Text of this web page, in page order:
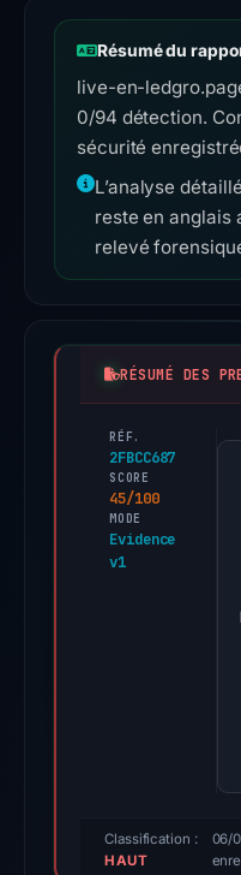
Résumé du
live-en-
0/94 détection.
sécurité
L’analyse
reste en anglais
relevé
RÉSUMÉ DES
RÉF.
2FBCC687
SCORE
45/100
MODE
Evidence
v1
(a
Classification :
HAUT
06/